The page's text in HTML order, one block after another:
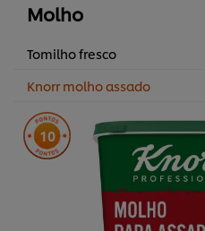
Molho
Tomilho fresco
Knorr molho assado
10